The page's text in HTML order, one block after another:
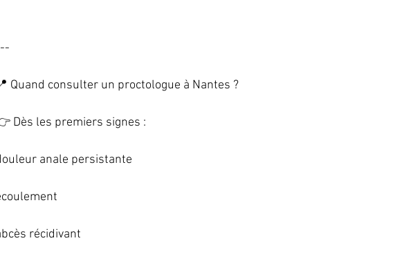
Quand consulter un proctologue à Nantes ?
Dès les premiers signes :
anale persistante
récidivant